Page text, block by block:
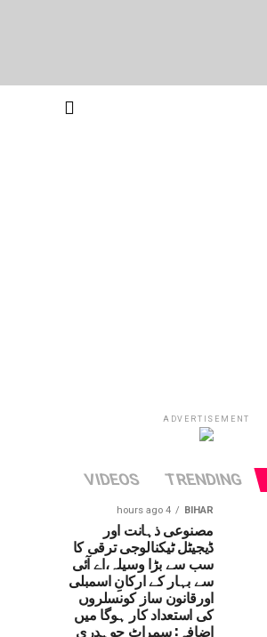
ADVERTISEMENT
TRENDING
VIDEOS
BIHAR
4 hours ago
مصنوعی ذہانت اور
ڈیجیٹل ٹیکنالوجی ترقی کا
سب سے بڑا وسیلہ،اے آئی
سے بہار کے ارکانِ اسمبلی
اورقانون ساز کونسلروں
کی استعداد کار ہوگا میں
اضافہ: سمراٹ چوہدری